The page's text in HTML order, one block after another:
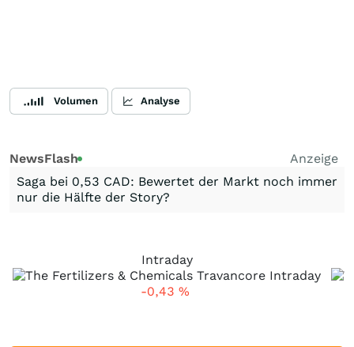
Volumen Analyse
NewsFlash
Anzeige
Saga bei 0,53 CAD: Bewertet der Markt noch immer
nur die Hälfte der Story?
Intraday
-0,43 %